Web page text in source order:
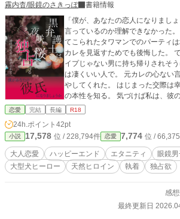
霧内杳/眼鏡のさきっぽ
書籍情報
「僕が、あなたの恋人になりましょうか」 最初、
言っているのか理解できなかった。 けれ
てこられたタワマンでのパーティ
カレを見返すためでも後悔した。 でも、金持ちを誇示するタ
イプじゃない男に持ち帰りされそ
は凄くいい人で。 元カレの心ない
やしてくれた。 はじまった交際は幸せだったけれど。 私は彼
の本性を知る。 気づけば私は、彼の執着包囲網に閉じ込めら
れていた――。 夜桜夏初(24) ごく普通の会社員 控えめだが言
いでもっと自信を持っていいのでは？ と
貴(30) エリート弁護士 爽やかイケメンだが、さらりと毒を吐
く 好きになった人間にはとことん
恋愛 完結 長編 R18
24h.ポイント 42pt
小説 17,578 位 / 228,794件 恋愛 7,774 位 /
大人恋愛 ハッピーエンド エタニティ 眼鏡
大型犬ヒーロー
天然ヒロイン 執着 独占欲
感
最終更新日